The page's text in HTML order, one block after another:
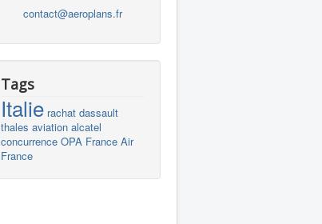
contact@aeroplans.fr
Tags
Italie rachat dassault
thales aviation alcatel
concurrence OPA France Air
France